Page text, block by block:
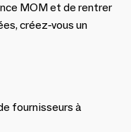
MOM et de rentrer
créez-vous un
fournisseurs à